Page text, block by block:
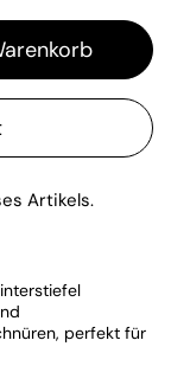
Artikels.
perfekt für